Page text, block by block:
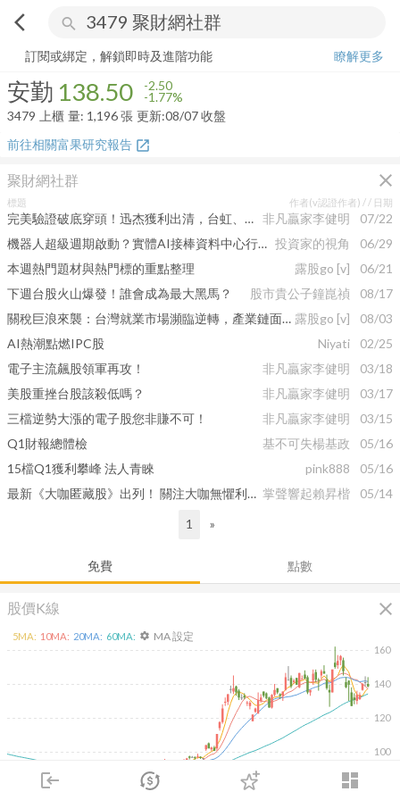
arrow_back_ios search
login dashboard
市場 登入
安勤 138.50 -1.77%
訂閱或綁定，解鎖即時及進階功能
瞭解更多
安勤 138.50 -2.50
-1.77%
3479
上櫃 量: 1,196張 更新:08/07 收盤
前往相關富果研究報告 open_in_new
聚財網社群 close
免費 點數
標題 作者(v認證作者) / / 日期
完美驗證破底穿頭！迅杰獲利出清，台虹、樺漢強鎖第2支漲停！ 非凡贏家李健明
07/22
機器人超級週期啟動？實體AI接棒資料中心行情 誰站在浪頭上？ 投資家的視角
06/29
本週熱門題材與熱門標的重點整理
露股go [v]
06/21
下週台股火山爆發！誰會成為最大黑馬？
股市貴公子鐘崑禎
08/17
關稅巨浪來襲：台灣就業市場瀕臨逆轉，產業鏈面臨生死存亡？ 露股go [v]
08/03
AI熱潮點燃IPC股
Niyati
02/25
電子主流飆股領軍再攻！
非凡贏家李健明
03/18
美股重挫台股該殺低嗎？
非凡贏家李健明
03/17
三檔逆勢大漲的電子股您非賺不可！
非凡贏家李健明
03/15
Q1財報總體檢
基不可失楊基政
05/16
15檔Q1獲利攀峰 法人青睞
pink888
05/16
最新《大咖匿藏股》出列！ 關注大咖無懼利空反倒吃貨股 掌聲響起賴昇楷 05/14
1 »
股價K線 close
100
120
140
160
5MA: 10MA: 20MA: 60MA: settings MA 設定